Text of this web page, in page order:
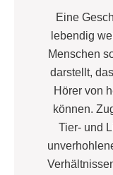
Eine
lebendig
Menschen
darstellt,
Hörer von
können.
Tier- und